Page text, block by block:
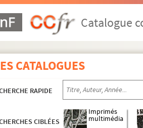
Catalogue
CATALOGUES
RAPIDE
CIBLÉES
Imprimés
multimédia